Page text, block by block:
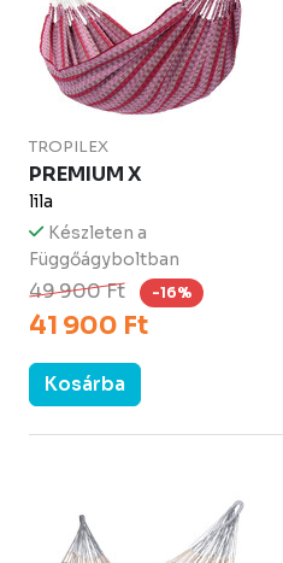
TROPILEX
PREMIUM X
lila
Készleten a
Függőágyboltban
49 900 Ft -16%
41 900 Ft
Kosárba